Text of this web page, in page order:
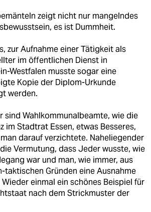
zeigt nicht nur mangelndes
es ist Dummheit.
zur Aufnahme einer Tätigkeit als
im öffentlichen Dienst in
Westfalen musste sogar eine
Kopie der Diplom-Urkunde
werden.
sind Wahlkommunalbeamte, wie die
im Stadtrat Essen, etwas Besseres,
darauf verzichtete. Naheliegender
Vermutung, dass Jeder wusste, wie
war und man, wie immer, aus
taktischen Gründen eine Ausnahme
einmal ein schönes Beispiel für
nach dem Strickmuster der